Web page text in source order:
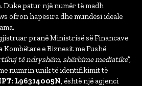
Duke patur një numër të madh
ofron hapësira dhe mundësi ideale
pranë Ministrisë së Financave
Kombëtare e Biznesit me Fushë
të ndryshëm, shërbime mediatike”,
numrin unik të identifikimit të
L96314005N, është një agjenci